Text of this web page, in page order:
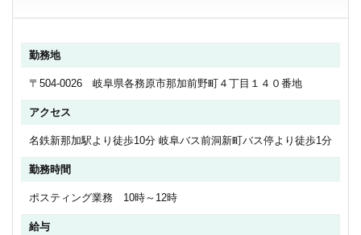
勤務地
〒504-0026 岐阜県各務原市那加前野町４丁目１４０番地
アクセス
名鉄新那加駅より徒歩10分 岐阜バス前洞新町バス停より徒歩1分
勤務時間
ポスティング業務 10時～12時
給与